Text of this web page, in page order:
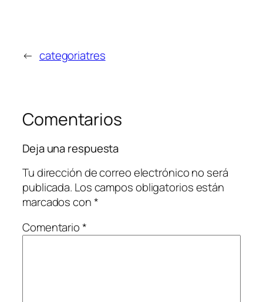
← categoriatres
Comentarios
Deja una respuesta
Tu dirección de correo electrónico no será
publicada. Los campos obligatorios están
marcados con*
Comentario*